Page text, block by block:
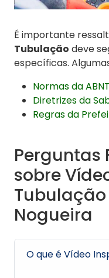
É importante
Tubulação deve
específicas.
Normas da ABNT
Diretrizes da
Regras da
Perguntas
sobre
Nogueira
O que é Vídeo